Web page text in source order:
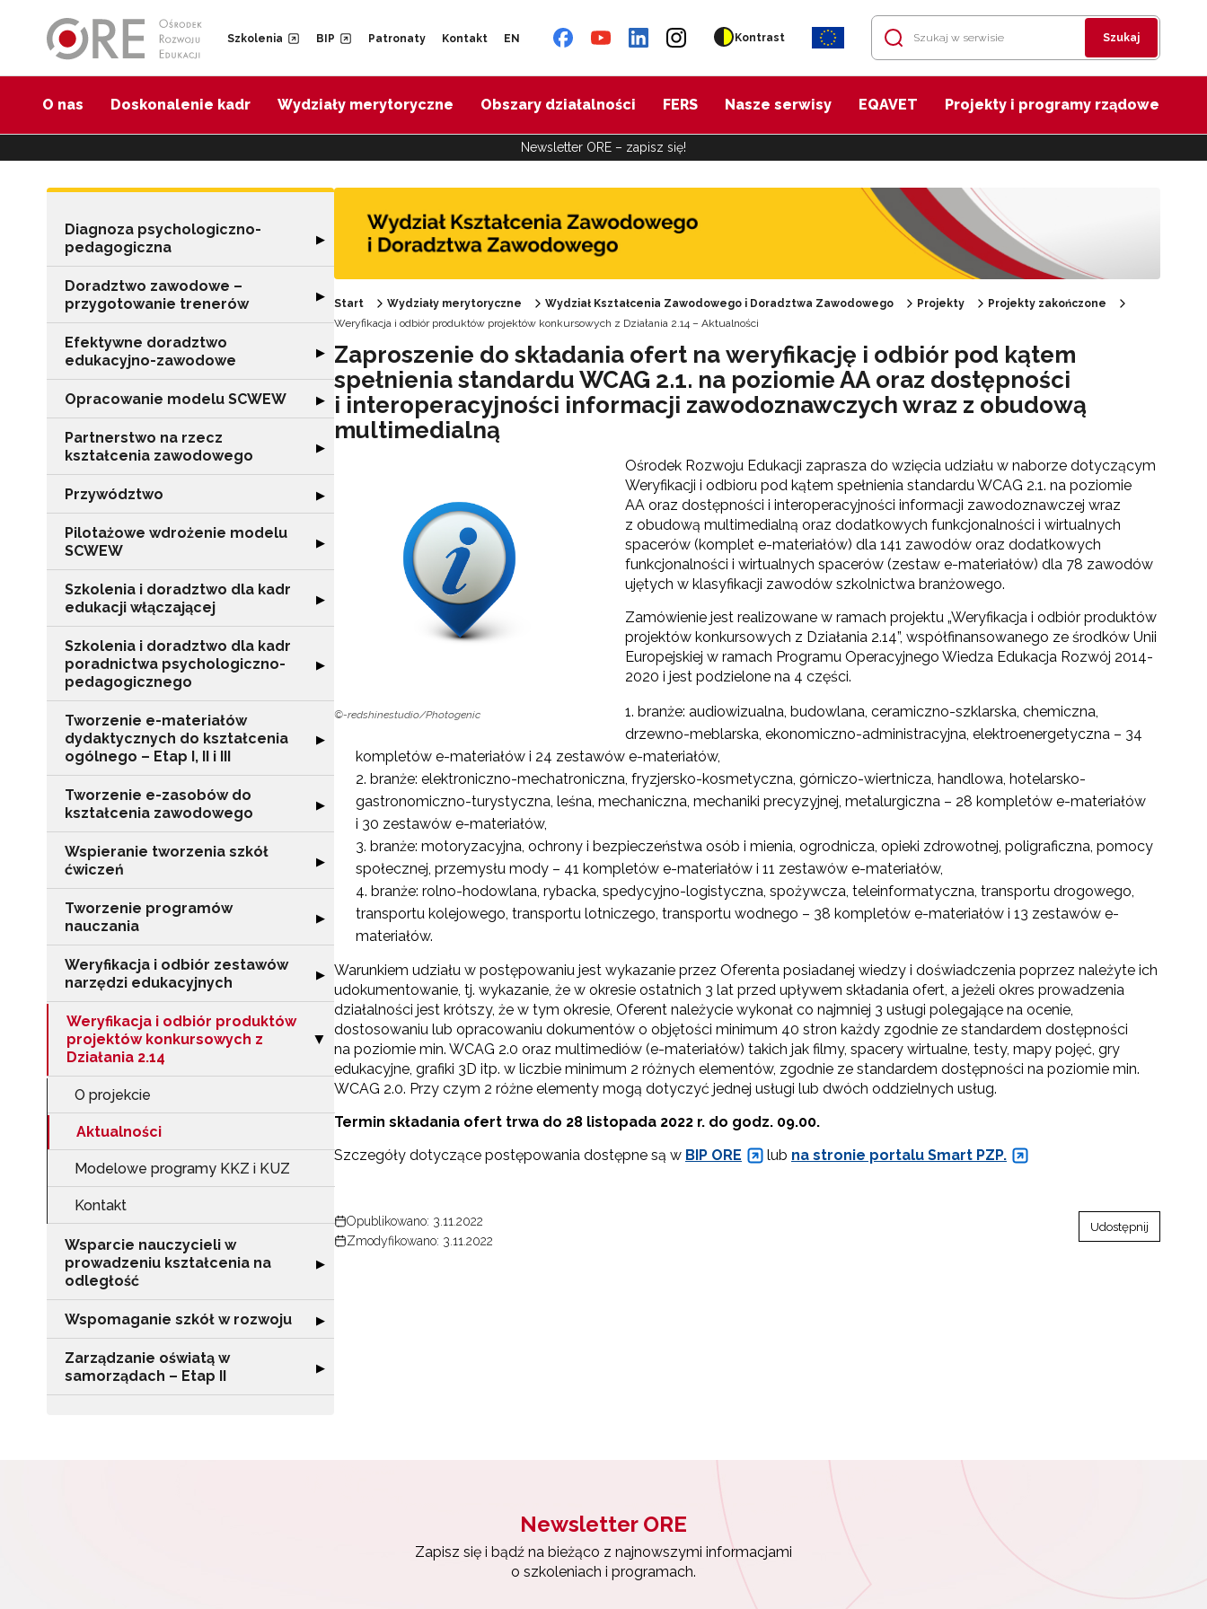
Szkolenia BIP Patronaty Kontakt EN Kontrast Szukaj
O nas Doskonalenie kadr Wydziały merytoryczne Obszary działalności FERS Nasze serwisy EQAVET Projekty i programy rządowe
Newsletter ORE – zapisz się!
Diagnoza psychologiczno-
pedagogiczna
Rozwiń sekcję "Diagnoza psychologiczno-pedagogiczna"
▶
Doradztwo zawodowe –
przygotowanie trenerów
Rozwiń sekcję "Doradztwo zawodowe – przygotowanie trenerów"
▶
Efektywne doradztwo
edukacyjno-zawodowe
Rozwiń sekcję "Efektywne doradztwo edukacyjno-zawodowe"
▶
Opracowanie modelu SCWEW Rozwiń sekcję "Opracowanie modelu SCWEW"
▶
Partnerstwo na rzecz
kształcenia zawodowego
Rozwiń sekcję "Partnerstwo na rzecz kształcenia zawodowego"
▶
Przywództwo Rozwiń sekcję "Przywództwo"
▶
Pilotażowe wdrożenie modelu
SCWEW
Rozwiń sekcję "Pilotażowe wdrożenie modelu SCWEW"
▶
Szkolenia i doradztwo dla kadr
edukacji włączającej
Rozwiń sekcję "Szkolenia i doradztwo dla kadr edukacji włączającej"
▶
Szkolenia i doradztwo dla kadr
poradnictwa psychologiczno-
pedagogicznego
Rozwiń sekcję "Szkolenia i doradztwo dla kadr poradnictwa psychologiczno-pedagogicznego"
▶
Tworzenie e-materiałów
dydaktycznych do kształcenia
ogólnego – Etap I, II i III
Rozwiń sekcję "Tworzenie e-materiałów dydaktycznych do kształcenia ogólnego – Etap I, II i III"
▶
Tworzenie e-zasobów do
kształcenia zawodowego
Rozwiń sekcję "Tworzenie e-zasobów do kształcenia zawodowego"
▶
Wspieranie tworzenia szkół
ćwiczeń
Rozwiń sekcję "Wspieranie tworzenia szkół ćwiczeń"
▶
Tworzenie programów
nauczania
Rozwiń sekcję "Tworzenie programów nauczania"
▶
Weryfikacja i odbiór zestawów
narzędzi edukacyjnych
Rozwiń sekcję "Weryfikacja i odbiór zestawów narzędzi edukacyjnych"
▶
Weryfikacja i odbiór produktów
projektów konkursowych z
Działania 2.14
Zwiń sekcję "Weryfikacja i odbiór produktów projektów konkursowych z Działania 2.14"
▶
O projekcie
Aktualności
Modelowe programy KKZ i KUZ
Kontakt
Wsparcie nauczycieli w
prowadzeniu kształcenia na
odległość
Rozwiń sekcję "Wsparcie nauczycieli w prowadzeniu kształcenia na odległość"
▶
Wspomaganie szkół w rozwoju Rozwiń sekcję "Wspomaganie szkół w rozwoju"
▶
Zarządzanie oświatą w
samorządach – Etap II
Rozwiń sekcję "Zarządzanie oświatą w samorządach – Etap II"
▶
Start Wydziały merytoryczne Wydział Kształcenia Zawodowego i Doradztwa Zawodowego Projekty
Projekty zakończone
Weryfikacja i odbiór produktów projektów konkursowych z Działania 2.14 – Aktualności
Zaproszenie do składania ofert na weryfikację i odbiór pod kątem
spełnienia standardu WCAG 2.1. na poziomie AA oraz dostępności
i interoperacyjności informacji zawodoznawczych wraz z obudową
multimedialną
©-redshinestudio/Photogenic
Ośrodek Rozwoju Edukacji zaprasza do wzięcia udziału w naborze dotyczącym
Weryfikacji i odbioru pod kątem spełnienia standardu WCAG 2.1. na poziomie
AA oraz dostępności i interoperacyjności informacji zawodoznawczej wraz
z obudową multimedialną oraz dodatkowych funkcjonalności i wirtualnych
spacerów (komplet e-materiałów) dla 141 zawodów oraz dodatkowych
funkcjonalności i wirtualnych spacerów (zestaw e-materiałów) dla 78 zawodów
ujętych w klasyfikacji zawodów szkolnictwa branżowego.
Zamówienie jest realizowane w ramach projektu „Weryfikacja i odbiór produktów
projektów konkursowych z Działania 2.14”, współfinansowanego ze środków Unii
Europejskiej w ramach Programu Operacyjnego Wiedza Edukacja Rozwój 2014-
2020 i jest podzielone na 4 części.
branże: audiowizualna, budowlana, ceramiczno-szklarska, chemiczna,
drzewno-meblarska, ekonomiczno-administracyjna, elektroenergetyczna – 34
kompletów e-materiałów i 24 zestawów e-materiałów,
branże: elektroniczno-mechatroniczna, fryzjersko-kosmetyczna, górniczo-wiertnicza, handlowa, hotelarsko-
gastronomiczno-turystyczna, leśna, mechaniczna, mechaniki precyzyjnej, metalurgiczna – 28 kompletów e-materiałów
i 30 zestawów e-materiałów,
branże: motoryzacyjna, ochrony i bezpieczeństwa osób i mienia, ogrodnicza, opieki zdrowotnej, poligraficzna, pomocy
społecznej, przemysłu mody – 41 kompletów e-materiałów i 11 zestawów e-materiałów,
branże: rolno-hodowlana, rybacka, spedycyjno-logistyczna, spożywcza, teleinformatyczna, transportu drogowego,
transportu kolejowego, transportu lotniczego, transportu wodnego – 38 kompletów e-materiałów i 13 zestawów e-
materiałów.
Warunkiem udziału w postępowaniu jest wykazanie przez Oferenta posiadanej wiedzy i doświadczenia poprzez należyte ich
udokumentowanie, tj. wykazanie, że w okresie ostatnich 3 lat przed upływem składania ofert, a jeżeli okres prowadzenia
działalności jest krótszy, że w tym okresie, Oferent należycie wykonał co najmniej 3 usługi polegające na ocenie,
dostosowaniu lub opracowaniu dokumentów o objętości minimum 40 stron każdy zgodnie ze standardem dostępności
na poziomie min. WCAG 2.0 oraz multimediów (e-materiałów) takich jak filmy, spacery wirtualne, testy, mapy pojęć, gry
edukacyjne, grafiki 3D itp. w liczbie minimum 2 różnych elementów, zgodnie ze standardem dostępności na poziomie min.
WCAG 2.0. Przy czym 2 różne elementy mogą dotyczyć jednej usługi lub dwóch oddzielnych usług.
Termin składania ofert trwa do 28 listopada 2022 r. do godz. 09.00.
Szczegóły dotyczące postępowania dostępne są w BIP ORE lub na stronie portalu Smart PZP.
Opublikowano: 3.11.2022
Zmodyfikowano: 3.11.2022
Udostępnij
Newsletter ORE
Zapisz się i bądź na bieżąco z najnowszymi informacjami
o szkoleniach i programach.
Newsletter ORE
Zapisz się i bądź na bieżąco z najnowszymi informacjami